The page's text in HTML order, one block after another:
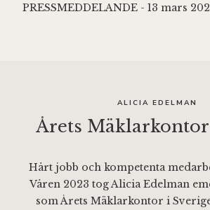
PRESSMEDDELANDE - 13 mars
ALICIA EDELMAN
Årets Mäklarkontor
Hårt jobb och kompetenta
Våren 2023 tog Alicia Edelman
som Årets Mäklarkontor i